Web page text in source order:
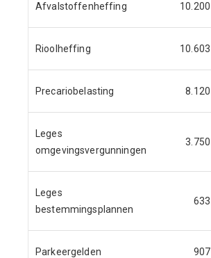
Afvalstoffenheffing 10.200
Rioolheffing 10.603
Precariobelasting 8.120
Leges
omgevingsvergunningen
3.750
Leges
bestemmingsplannen
633
Parkeergelden 907